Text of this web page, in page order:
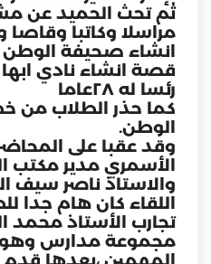
ثم تحث الحميد عن
مراسلا وكاتبا
انشاء صحيفة
قصة انشاء نادي ابها
رئسا له ٢٨عاما
كما حذر الطلاب من
الوطن.
وقد عقبا على
الأسمري مدير مكتب
والاستاذ ناصر سيف
اللقاء كان هام جدا
تجارب الأستاذ محمد
مجموعة مدارس وهو